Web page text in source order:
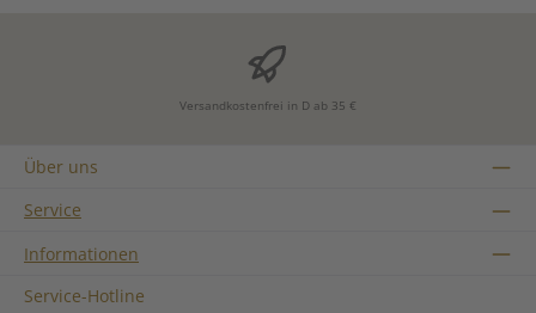
Versandkostenfrei in D ab 35 €
Über uns
Service
Informationen
Service-Hotline